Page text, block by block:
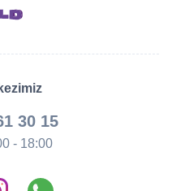
30 15
- 18:00